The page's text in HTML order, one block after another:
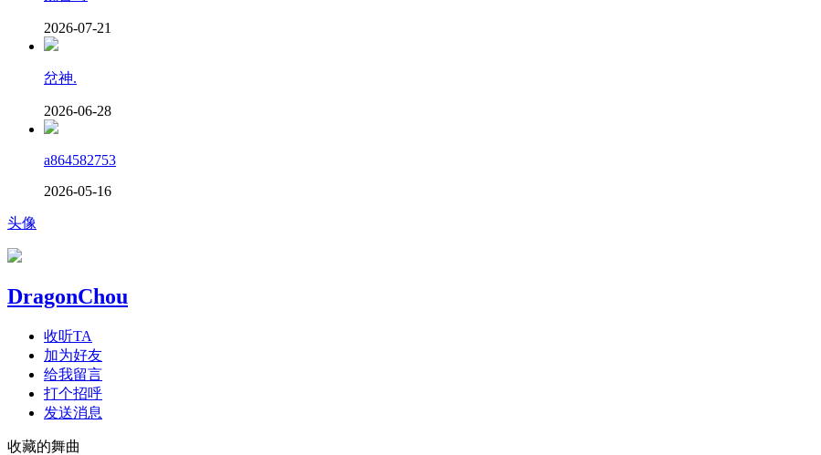
2026-07-21
岔神.
2026-06-28
a864582753
2026-05-16
头像
DragonChou
收听TA
加为好友
给我留言
打个招呼
发送消息
收藏的舞曲